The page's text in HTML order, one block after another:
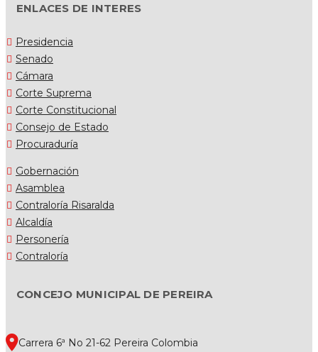
ENLACES DE INTERES
Presidencia
Senado
Cámara
Corte Suprema
Corte Constitucional
Consejo de Estado
Procuraduría
Gobernación
Asamblea
Contraloría Risaralda
Alcaldía
Personería
Contraloría
CONCEJO MUNICIPAL DE PEREIRA
Carrera 6ª No 21-62 Pereira Colombia